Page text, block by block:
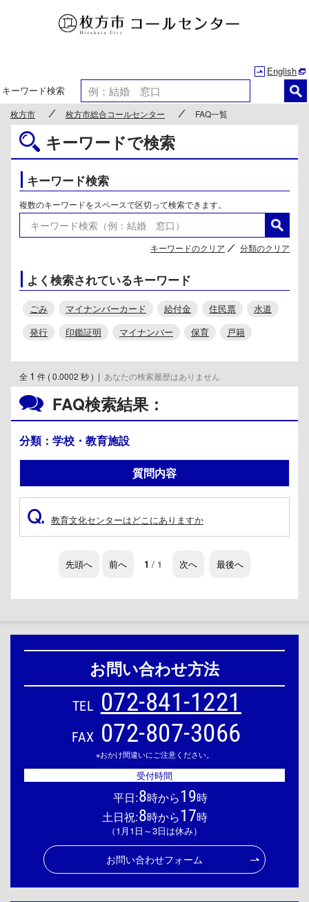
English
キーワード検索
枚方市 枚方市総合コールセンター FAQ一覧
キーワードで検索
キーワード検索
複数のキーワードをスペースで区切って検索できます。
キーワードのクリア 分類のクリア
よく検索されているキーワード
ごみ マイナンバーカード 給付金 住民票
水道
発行
印鑑証明 マイナンバー 保育 戸籍
FAQ検索結果：
分類：学校・教育施設
全 1 件 ( 0.0002 秒 ) | あなたの検索履歴はありません
質問内容
Q. 教育文化センターはどこにありますか
先頭へ 前へ 1 / 1 次へ 最後へ
お問い合わせ方法
TEL 072-841-1221
FAX 072-807-3066
※おかけ間違いにご注意ください。
受付時間
平日:8時から19時
土日祝:8時から17時
（1月1日～3日は休み）
お問い合わせフォーム